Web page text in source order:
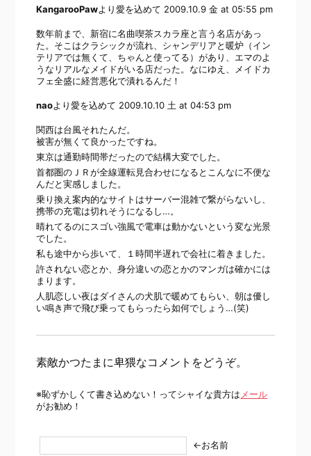
KangarooPawより愛を込めて 2009.10.9 金 at 05:55 pm
数年前まで、新宿に名曲喫茶スカラ座と言う名店があっ
た。そこはクラシックが流れ、シャンデリアと暖炉（イン
テリアでは無くて、ちゃんと使ってる）があり、エマのよ
うなリアルなメイドがいる店だった。なにゆえ、メイドカ
フェ全盛に経営悪化で潰れるんだ！
naoより愛を込めて 2009.10.10 土 at 04:53 pm
関西は台風それたんだ。
被害が無くて良かったですね。
東京は通勤時間帯だったので結構大変でした。
首都圏のＪＲが全線運転見合わせになるとこんなに不便な
んだと実感しました。
乗り換え案内的なサイトはサーバー混雑で繋がらないし、
携帯の充電は切れそうになるし…。
晴れてるのにスゴい強風で電車は動かないという変な光景
でした。
私も途中から歩いて、１時間半遅れで会社に着きました。
許されない恋とか、身分違いの恋とかのマンガは確かには
まります。
人肌恋しい夜はダイさんの犬肌で暖めてもらい、朝は優し
い鳴き声で飛び乗ってもらったら如何でしょう…(笑)
素敵かつたまに卑猥なコメントをどうぞ。
※恥ずかしくて書き込めない！ってシャイな貴方は メール
がお勧め！
←お名前